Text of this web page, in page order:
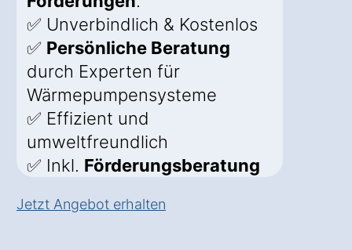
✅ Unverbindlich & Kostenlos
✅ Persönliche Beratung
durch Experten für
Wärmepumpensysteme
✅ Effizient und
umweltfreundlich
✅ Inkl. Förderungsberatung
Jetzt Angebot erhalten